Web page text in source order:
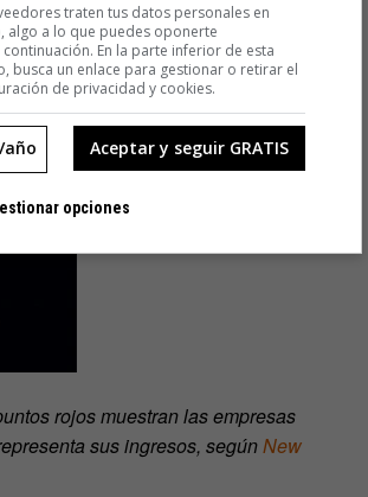
rojos muestran las empresas
sus ingresos, segúnNew
traten tus datos personales en
algo a lo que puedes oponerte
En la parte inferior de esta
busca un enlace para gestionar o retirar el
de privacidad y cookies.
Aceptar y seguir GRATIS
año
opciones